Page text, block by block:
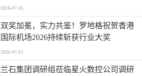
造的全流程
2026-07-16
双奖加冕，实力共鉴！罗地格祝贺香港
国际机场2026持续斩获行业大奖
2026-07-15
兰石集团调研组莅临星火数控公司调研